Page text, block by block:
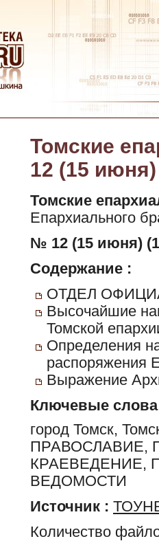
Томские
12 (15 июня)
Томские
Епархиального
№ 12 (15 июня)
Содержание :
ОТДЕЛ
Высочайшие
Томской
Определения
распоряжения
Выражение
Ключевые слова
город Томск,
ПРАВОСЛАВИЕ,
КРАЕВЕДЕНИЕ,
ВЕДОМОСТИ
Источник :
Количество